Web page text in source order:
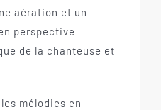
aération et un
perspective
de la chanteuse et
mélodies en